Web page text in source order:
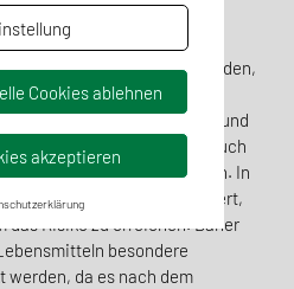
gegenüber
hat aber besondere
Bakterien unterscheiden,
verursachen: Es ist relativ
(pH-Bereich 4,3 bis 9,6) und
ClNa) und kann sich auch
2°C und 4°C) vermehren. In
< 4,3) und gekühlt gelagert,
das Risiko zu erreichen. Daher
besondere
werden, da es nach dem
Cookies ablehnen
akzeptieren